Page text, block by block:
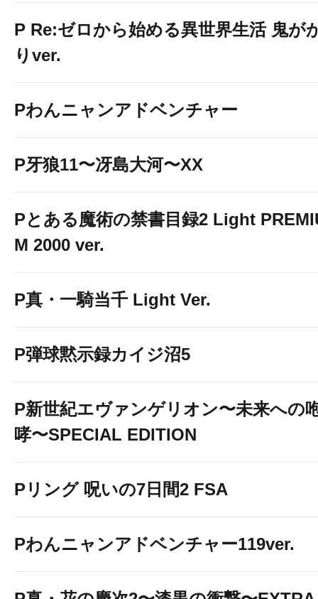
P Re:ゼロから始める異世界生活 鬼が
りver.
Pわんニャンアドベンチャー
P牙狼11〜冴島大河〜XX
Pとある魔術の禁書目録2 Light
M 2000 ver.
P真・一騎当千 Light Ver.
P弾球黙示録カイジ沼5
P新世紀エヴァンゲリオン〜未来への
哮〜SPECIAL EDITION
Pリング 呪いの7日間2 FSA
Pわんニャンアドベンチャー119ver.